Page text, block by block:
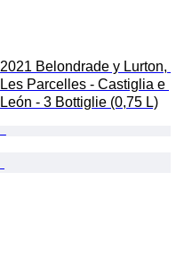
2021 Belondrade y Lurton,
Les Parcelles - Castiglia e
León - 3 Bottiglie (0,75 L)